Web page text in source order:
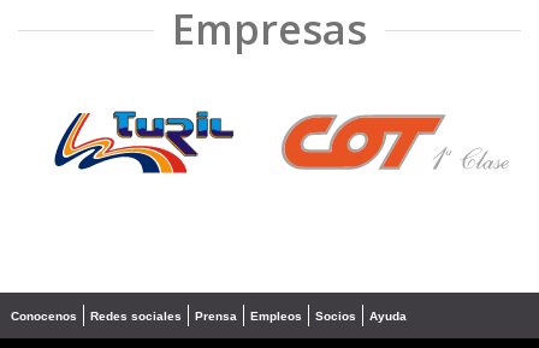
Empresas
❮ ❯
Conocenos Redes sociales Prensa Empleos Socios Ayuda